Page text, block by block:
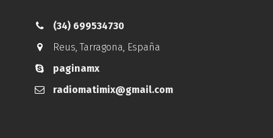
(34) 699534730
Reus,Tarragona, España
paginamx
radiomatimix@gmail.com